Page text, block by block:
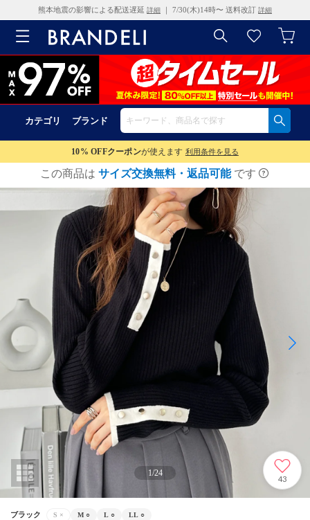
熊本地震の影響による配送遅延 詳細 ｜ 7/30(木)14時〜 送料改訂 詳細
カテゴリ ブランド
10% OFFクーポンが使えます 利用条件を見る
この商品は サイズ交換無料・返品可能 です
1/24
43
ブラック S × M ○ L ○ LL ○